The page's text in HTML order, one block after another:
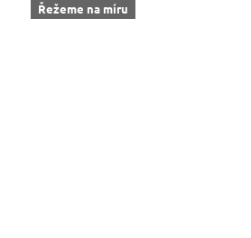
Řežeme na míru